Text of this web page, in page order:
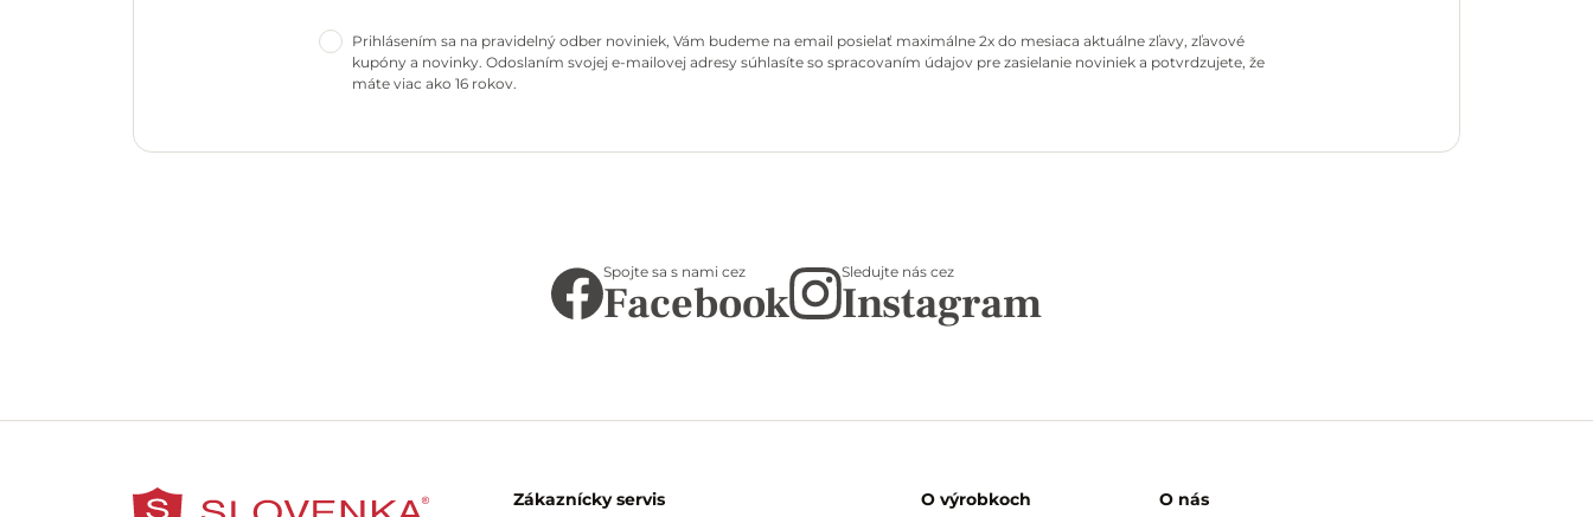
Prihlásením sa na pravidelný odber noviniek, Vám budeme na email posielať maximálne 2x do mesiaca aktuálne zľavy, zľavové
kupóny a novinky. Odoslaním svojej e-mailovej adresy súhlasíte so spracovaním údajov pre zasielanie noviniek a potvrdzujete, že
máte viac ako 16 rokov.
Spojte sa s nami cez
Facebook
Sledujte nás cez
Instagram
Zákaznícky servis O výrobkoch O nás